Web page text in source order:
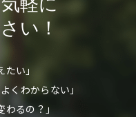
い！
たい」
くわからない」
わるの？」